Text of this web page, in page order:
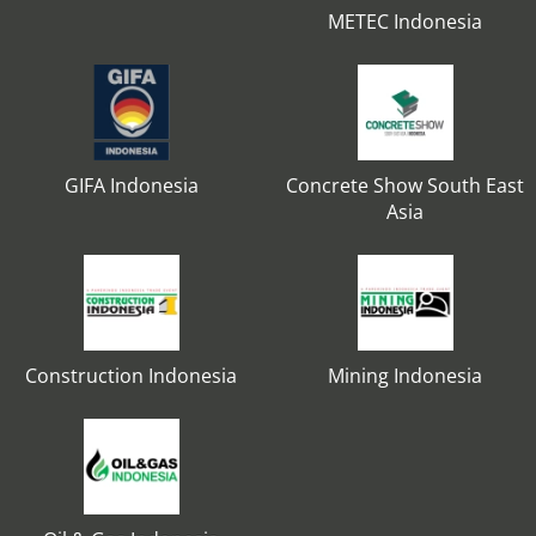
METEC Indonesia
GIFA Indonesia
Concrete Show South East
Asia
Construction Indonesia Mining Indonesia